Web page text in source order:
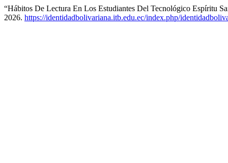
“Hábitos De Lectura En Los Estudiantes Del Tecnológico Espíritu
2026. https://identidadbolivariana.itb.edu.ec/index.php/